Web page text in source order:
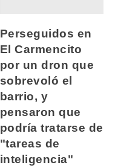
Perseguidos en
El Carmencito
por un dron que
sobrevoló el
barrio, y
pensaron que
podría tratarse de
"tareas de
inteligencia"